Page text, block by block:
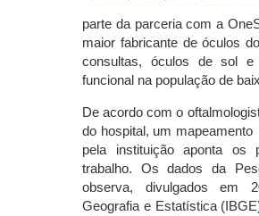
parte da parceria com a
maior fabricante de óculos
consultas, óculos de sol
funcional na população de
De acordo com o
do hospital, um
pela instituição aponta os
trabalho. Os dados da
observa, divulgados em
Geografia e Estatística